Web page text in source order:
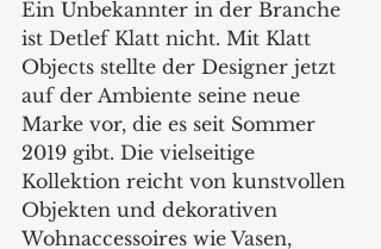
Ein Unbekannter in der Branche
ist Detlef Klatt nicht. Mit Klatt
Objects stellte der Designer jetzt
auf der Ambiente seine neue
Marke vor, die es seit Sommer
2019 gibt. Die vielseitige
Kollektion reicht von kunstvollen
Objekten und dekorativen
Wohnaccessoires wie Vasen,